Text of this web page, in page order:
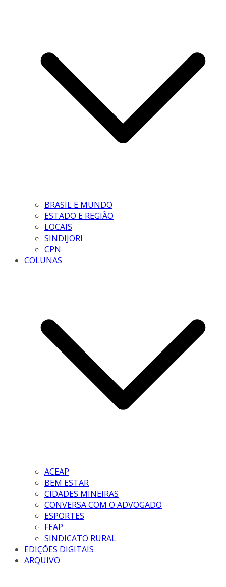
BRASIL E MUNDO
ESTADO E REGIÃO
LOCAIS
SINDIJORI
CPN
COLUNAS
ACEAP
BEM ESTAR
CIDADES MINEIRAS
CONVERSA COM O ADVOGADO
ESPORTES
FEAP
SINDICATO RURAL
EDIÇÕES DIGITAIS
ARQUIVO